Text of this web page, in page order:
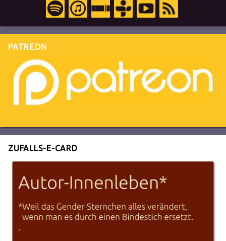
PATREON
ZUFALLS-E-CARD